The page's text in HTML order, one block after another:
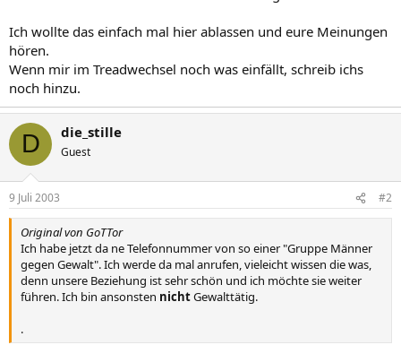
Ich wollte das einfach mal hier ablassen und eure Meinungen
hören.
Wenn mir im Treadwechsel noch was einfällt, schreib ichs
noch hinzu.
D die_stille
Guest
9 Juli 2003 #2
Original von GoTTor
Ich habe jetzt da ne Telefonnummer von so einer "Gruppe Männer
gegen Gewalt". Ich werde da mal anrufen, vieleicht wissen die was,
denn unsere Beziehung ist sehr schön und ich möchte sie weiter
führen. Ich bin ansonsten nichtGewalttätig.
.